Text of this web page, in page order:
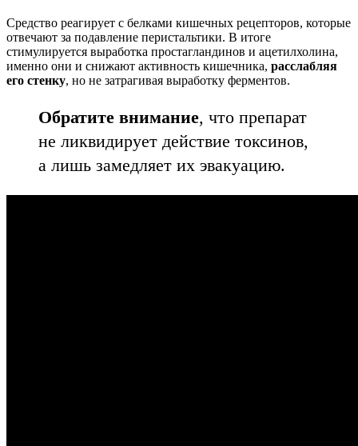
Средство реагирует с белками кишечных рецепторов, которые
отвечают за подавление перистальтики. В итоге
стимулируется выработка простагландинов и ацетилхолина,
именно они и снижают активность кишечника, расслабляя
его стенку, но не затрагивая выработку ферментов.
Обратите внимание, что препарат
не ликвидирует действие токсинов,
а лишь замедляет их эвакуацию.